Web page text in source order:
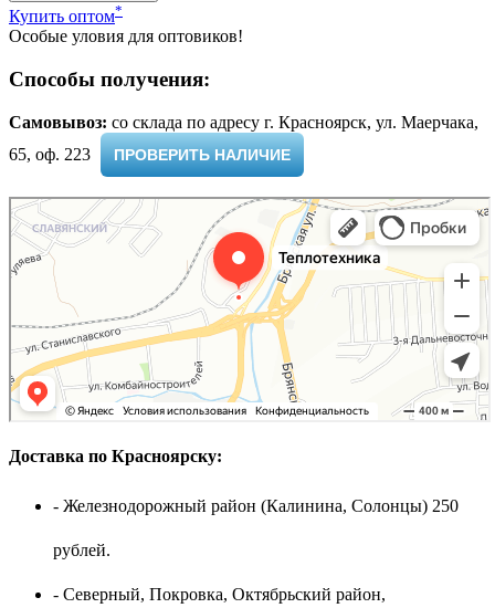
Купить оптом*
Особые уловия для оптовиков!
Способы получения:
Самовывоз: cо склада по адресу г. Красноярск, ул. Маерчака,
65, оф. 223 ​
ПРОВЕРИТЬ НАЛИЧИЕ
Доставка по Красноярску:
- Железнодорожный район (Калинина, Солонцы) 250
рублей.
- Северный, Покровка, Октябрьский район,